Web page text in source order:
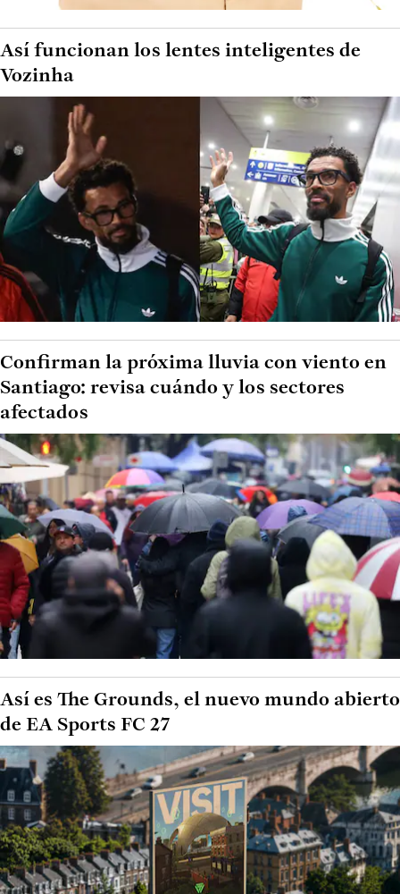
Así funcionan los lentes inteligentes de
Vozinha
Confirman la próxima lluvia con viento en
Santiago: revisa cuándo y los sectores
afectados
Así es The Grounds, el nuevo mundo abierto
de EA Sports FC 27